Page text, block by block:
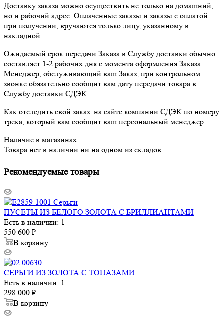
Доставку заказа можно осуществить не только на домашний,
но и рабочий адрес. Оплаченные заказы и заказы с оплатой
при получении, вручаются только лицу, указанному в
накладной.
Ожидаемый срок передачи Заказа в Службу доставки обычно
составляет 1-2 рабочих дня с момента оформления Заказа.
Менеджер, обслуживающий ваш Заказ, при контрольном
звонке обязательно сообщит вам дату передачи товара в
Службу доставки СДЭК.
Как отследить свой заказ: на сайте компании СДЭК по номеру
трека, который вам сообщит ваш персональный менеджер
Наличие в магазинах
Товара нет в наличии ни на одном из складов
Рекомендуемые товары
ПУСЕТЫ ИЗ БЕЛОГО ЗОЛОТА С БРИЛЛИАНТАМИ
Есть в наличии: 1
550 600 ₽
В корзину
СЕРЬГИ ИЗ ЗОЛОТА С ТОПАЗАМИ
Есть в наличии: 1
298 000 ₽
В корзину